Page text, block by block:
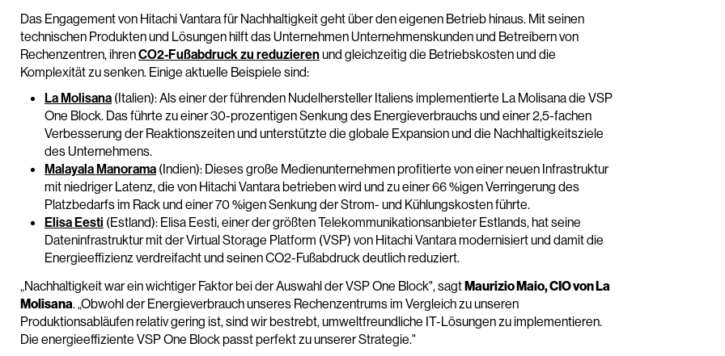
Das Engagement von Hitachi Vantara für Nachhaltigkeit geht über den eigenen Betrieb hinaus. Mit seinen
technischen Produkten und Lösungen hilft das Unternehmen Unternehmenskunden und Betreibern von
Rechenzentren, ihrenCO2-Fußabdruck zu reduzierenund gleichzeitig die Betriebskosten und die
Komplexität zu senken. Einige aktuelle Beispiele sind:
La Molisana (Italien): Als einer der führenden Nudelhersteller Italiens implementierte La Molisana die VSP
One Block. Das führte zu einer 30-prozentigen Senkung des Energieverbrauchs und einer 2,5-fachen
Verbesserung der Reaktionszeiten und unterstützte die globale Expansion und die Nachhaltigkeitsziele
des Unternehmens.
Malayala Manorama (Indien): Dieses große Medienunternehmen profitierte von einer neuen Infrastruktur
mit niedriger Latenz, die von Hitachi Vantara betrieben wird und zu einer 66 %igen Verringerung des
Platzbedarfs im Rack und einer 70 %igen Senkung der Strom- und Kühlungskosten führte.
Elisa Eesti (Estland): Elisa Eesti, einer der größten Telekommunikationsanbieter Estlands, hat seine
Dateninfrastruktur mit der Virtual Storage Platform (VSP) von Hitachi Vantara modernisiert und damit die
Energieeffizienz verdreifacht und seinen CO2-Fußabdruck deutlich reduziert.
„Nachhaltigkeit war ein wichtiger Faktor bei der Auswahl der VSP One Block", sagtMaurizio Maio, CIO von La
Molisana. „Obwohl der Energieverbrauch unseres Rechenzentrums im Vergleich zu unseren
Produktionsabläufen relativ gering ist, sind wir bestrebt, umweltfreundliche IT-Lösungen zu implementieren.
Die energieeffiziente VSP One Block passt perfekt zu unserer Strategie."